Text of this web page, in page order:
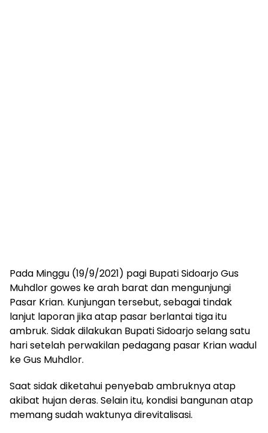
Pada Minggu (19/9/2021) pagi Bupati Sidoarjo Gus
Muhdlor gowes ke arah barat dan mengunjungi
Pasar Krian. Kunjungan tersebut, sebagai tindak
lanjut laporan jika atap pasar berlantai tiga itu
ambruk. Sidak dilakukan Bupati Sidoarjo selang satu
hari setelah perwakilan pedagang pasar Krian wadul
ke Gus Muhdlor.
Saat sidak diketahui penyebab ambruknya atap
akibat hujan deras. Selain itu, kondisi bangunan atap
memang sudah waktunya direvitalisasi.